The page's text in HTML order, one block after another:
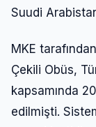
Suudi
MKE
Çekili Obüs,
kapsamında
edilmişti.